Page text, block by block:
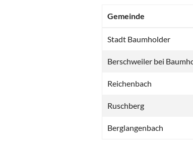
Gemeinde
Stadt Baumholder
Berschweiler bei
Reichenbach
Ruschberg
Berglangenbach